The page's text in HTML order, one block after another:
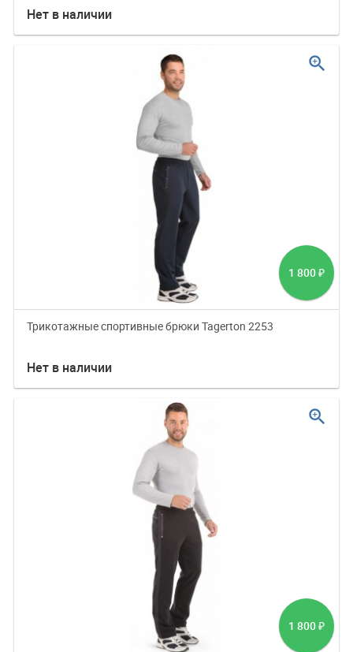
Нет в наличии
1 800 ₽
Трикотажные спортивные брюки Tagerton 2253
Нет в наличии
zoom_in
1 800 ₽
zoom_in